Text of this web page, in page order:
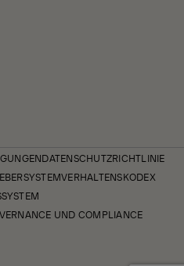
DATENSCHUTZRICHTLINIE
VERHALTENSKODEX
UND COMPLIANCE